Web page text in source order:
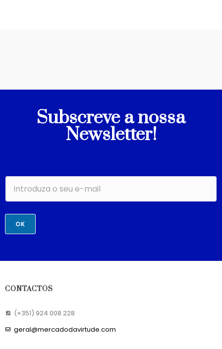
Subscreve a nossa
Newsletter!
OK
CONTACTOS
(+351) 924 008 228
geral@mercadodavirtude.com